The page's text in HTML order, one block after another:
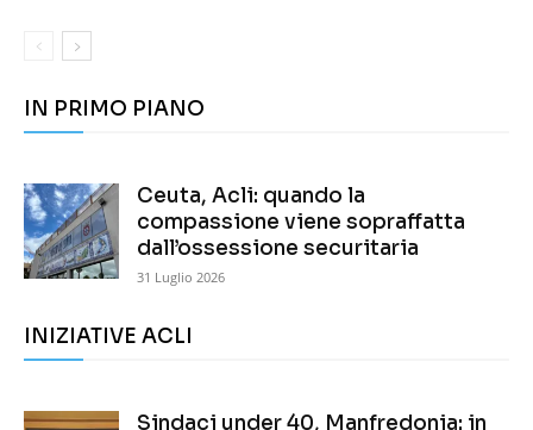
IN PRIMO PIANO
Ceuta, Acli: quando la
compassione viene sopraffatta
dall’ossessione securitaria
31 Luglio 2026
INIZIATIVE ACLI
Sindaci under 40, Manfredonia: in